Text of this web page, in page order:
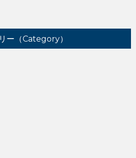
ます！
業がアワード受賞
ーシステム講演会＠徳島で研究発
ー（Category）